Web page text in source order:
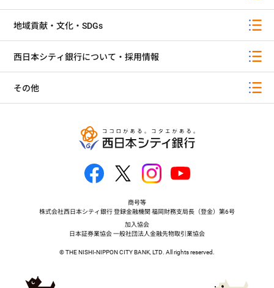
地域貢献・文化・SDGs
西日本シティ銀行について・採用情報
その他
商号等
株式会社西日本シティ銀行 登録金融機関 福岡財務支局長（登金）第6号
加入協会
日本証券業協会 一般社団法人金融先物取引業協会
© THE NISHI-NIPPON CITY BANK, LTD. All rights reserved.